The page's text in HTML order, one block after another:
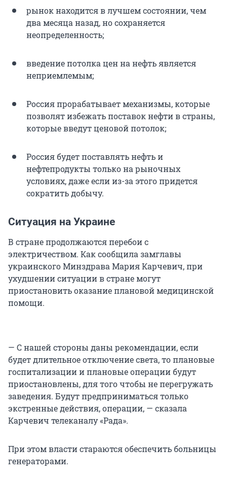
рынок находится в лучшем состоянии, чем
два месяца назад, но сохраняется
неопределенность;
введение потолка цен на нефть является
неприемлемым;
Россия прорабатывает механизмы, которые
позволят избежать поставок нефти в страны,
которые введут ценовой потолок;
Россия будет поставлять нефть и
нефтепродукты только на рыночных
условиях, даже если из-за этого придется
сократить добычу.
Ситуация на Украине
В стране продолжаются перебои с
электричеством. Как сообщила замглавы
украинского Минздрава Мария Карчевич, при
ухудшении ситуации в стране могут
приостановить оказание плановой медицинской
помощи.
— С нашей стороны даны рекомендации, если
будет длительное отключение света, то плановые
госпитализации и плановые операции будут
приостановлены, для того чтобы не перегружать
заведения. Будут предприниматься только
экстренные действия, операции, — сказала
Карчевич телеканалу «Рада».
При этом власти стараются обеспечить больницы
генераторами.